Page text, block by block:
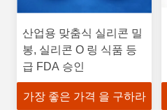
산업용 맞춤식 실리콘 밀
봉, 실리콘 O 링 식품 등
급 FDA 승인
가장 좋은 가격 을 구하라